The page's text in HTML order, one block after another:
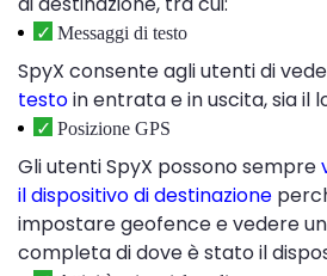
Messaggi di testo
SpyX consente agli utenti di
testoin entrata e in uscita, sia il
Posizione GPS
Gli utenti SpyX possono sempre
il dispositivo di destinazione
impostare geofence e vedere
completa di dove è stato il